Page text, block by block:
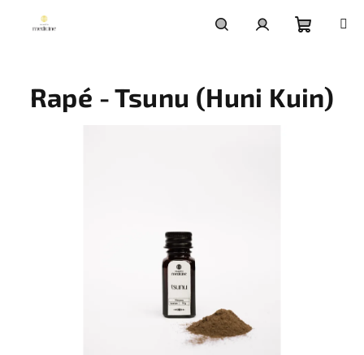
košík
Rapé - Tsunu (Huni Kuin)